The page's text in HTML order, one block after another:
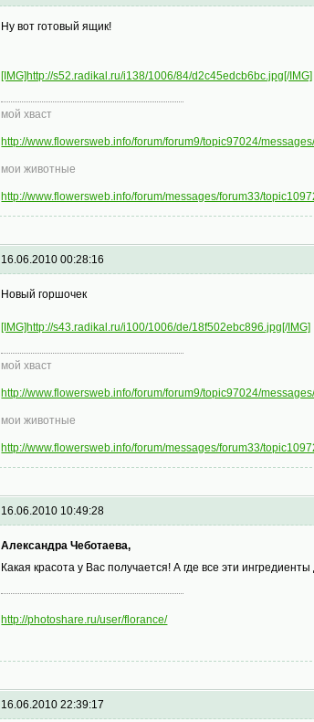
Ну вот готовый ящик!
[IMG]http://s52.radikal.ru/i138/1006/84/d2c45edcb6bc.jpg[/IMG]
мой хваст
http://www.flowersweb.info/forum/forum9/topic97024/
мои животные
http://www.flowersweb.info/forum/messages/forum33/
16.06.2010 00:28:16
Новый горшочек
[IMG]http://s43.radikal.ru/i100/1006/de/18f502ebc896.jpg[/IMG]
мой хваст
http://www.flowersweb.info/forum/forum9/topic97024/
мои животные
http://www.flowersweb.info/forum/messages/forum33/
16.06.2010 10:49:28
Александра Чеботаева,
Какая красота у Вас получается! А где все эти
http://photoshare.ru/user/florance/
16.06.2010 22:39:17